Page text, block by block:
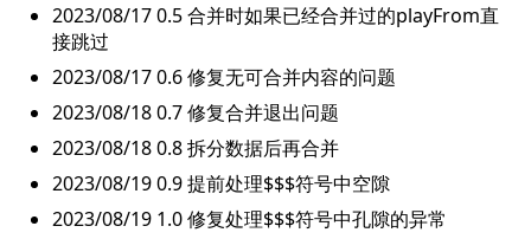
2023/08/17 0.5 合并时如果已经合并过的playFrom直
接跳过
2023/08/17 0.6 修复无可合并内容的问题
2023/08/18 0.7 修复合并退出问题
2023/08/18 0.8 拆分数据后再合并
2023/08/19 0.9 提前处理$$$符号中空隙
2023/08/19 1.0 修复处理$$$符号中孔隙的异常